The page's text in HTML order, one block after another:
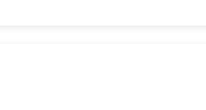
路一段 Instagram重新路一段 YouTube重新